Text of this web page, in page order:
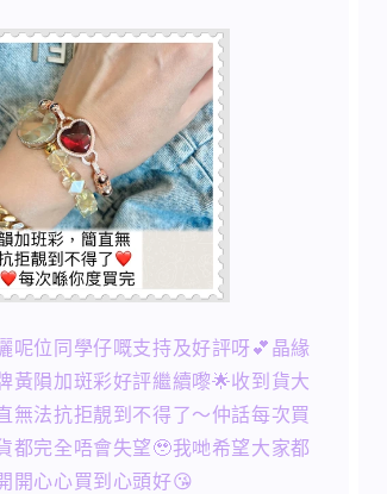
呢位同學仔嘅支持及好評呀💕晶緣
黃隕加斑彩好評繼續嚟🌟收到貨大
無法抗拒靚到不得了～仲話每次買
都完全唔會失望🥹我哋希望大家都
開心心買到心頭好😘